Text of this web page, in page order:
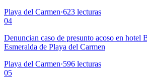
Playa del Carmen·623 lecturas
04
Denuncian caso de presunto acoso en hotel
Esmeralda de Playa del Carmen
Playa del Carmen·596 lecturas
05